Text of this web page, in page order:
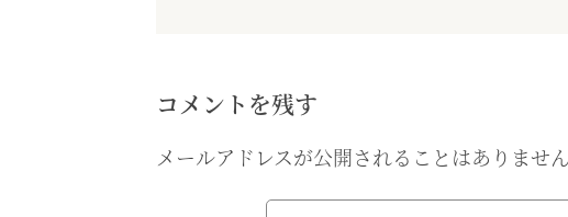
コメントを残す
メールアドレスが公開されることはありません